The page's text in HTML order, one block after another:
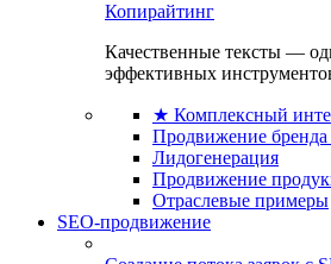
Копирайтинг
Качественные тексты —
эффективных
★ Комплексный
Продвижение бренда
Лидогенерация
Продвижение
Отраслевые примеры
SEO-продвижение